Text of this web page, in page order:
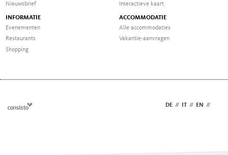
Nieuwsbrief
Interactieve kaart
INFORMATIE
Evenementen
Restaurants
Shopping
ACCOMMODATIE
Alle accommodaties
Vakantie-aanvragen
DE // // EN //